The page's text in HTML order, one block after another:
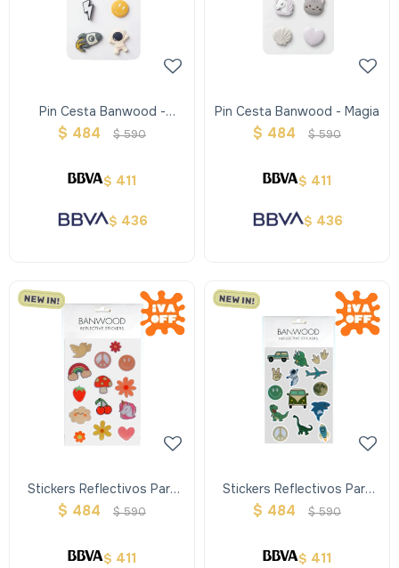
Pin Cesta Banwood -
Espacio
$ 484 $ 590
$ 411
$ 436
Pin Cesta Banwood - Magia
$ 484 $ 590
$ 411
$ 436
Stickers Reflectivos Para
Casco Unicornios/flores
$ 484 $ 590
$ 411
Stickers Reflectivos Para
Casco Dinos/espacio
$ 484 $ 590
$ 411